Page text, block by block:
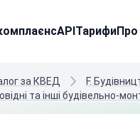
APIТарифиПро
за КВЕД F.
та інші будівельно-